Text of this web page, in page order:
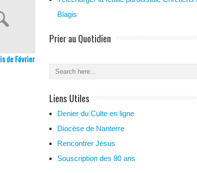
de Février
Décembre 2024
Blagis
Prier au Quotidien
Liens Utiles
Denier du Culte en ligne
Diocèse de Nanterre
Rencontrer Jésus
Souscription des 80 ans